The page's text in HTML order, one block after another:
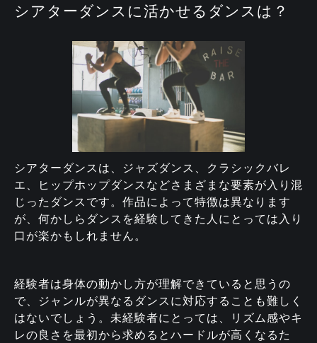
シアターダンスに活かせるダンスは？
シアターダンスは、ジャズダンス、クラシックバレ
エ、ヒップホップダンスなどさまざまな要素が入り混
じったダンスです。作品によって特徴は異なります
が、何かしらダンスを経験してきた人にとっては入り
口が楽かもしれません。
経験者は身体の動かし方が理解できていると思うの
で、ジャンルが異なるダンスに対応することも難しく
はないでしょう。未経験者にとっては、リズム感やキ
レの良さを最初から求めるとハードルが高くなるた